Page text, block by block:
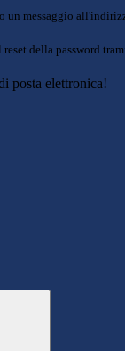
un messaggio
della password
posta elettronica!